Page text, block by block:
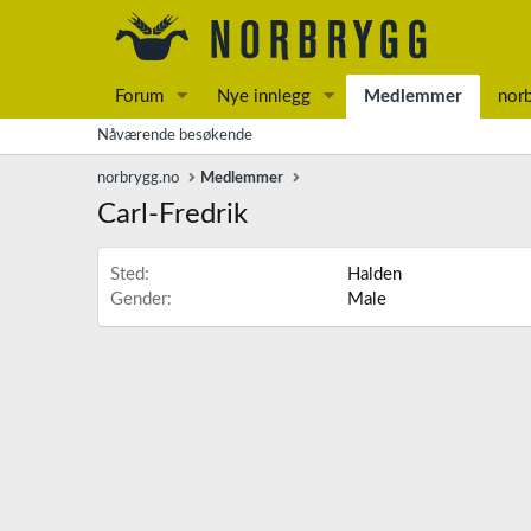
Forum Nye innlegg Medlemmer
Nåværende besøkende
norbrygg.no Medlemmer
Carl-Fredrik
Sted
Halden
Gender
Male